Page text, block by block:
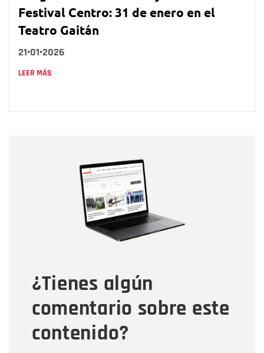
Festival Centro: 31 de enero en el
Teatro Gaitán
21•01•2026
LEER MÁS
¿Tienes algún
comentario sobre este
contenido?
Correo electrónico
Tipo de comentario
Mensaje